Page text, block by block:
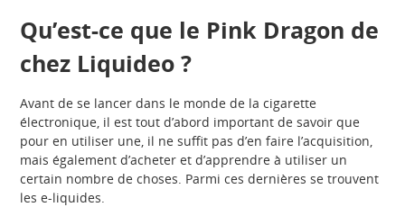
Qu’est-ce que le Pink Dragon de
chez Liquideo ?
Avant de se lancer dans le monde de la cigarette
électronique, il est tout d’abord important de savoir que
pour en utiliser une, il ne suffit pas d’en faire l’acquisition,
mais également d’acheter et d’apprendre à utiliser un
certain nombre de choses. Parmi ces dernières se trouvent
les e-liquides.